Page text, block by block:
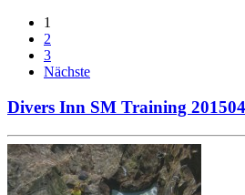
1
2
3
Nächste
Divers Inn SM Training